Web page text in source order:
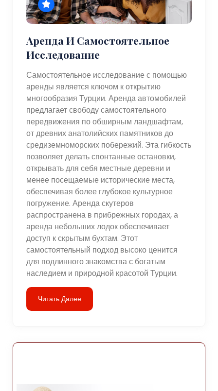
Аренда И Самостоятельное
Исследование
Самостоятельное исследование с помощью
аренды является ключом к открытию
многообразия Турции. Аренда автомобилей
предлагает свободу самостоятельного
передвижения по обширным ландшафтам,
от древних анатолийских памятников до
средиземноморских побережий. Эта гибкость
позволяет делать спонтанные остановки,
открывать для себя местные деревни и
менее посещаемые исторические места,
обеспечивая более глубокое культурное
погружение. Аренда скутеров
распространена в прибрежных городах, а
аренда небольших лодок обеспечивает
доступ к скрытым бухтам. Этот
самостоятельный подход высоко ценится
для подлинного знакомства с богатым
наследием и природной красотой Турции.
Читать Далее